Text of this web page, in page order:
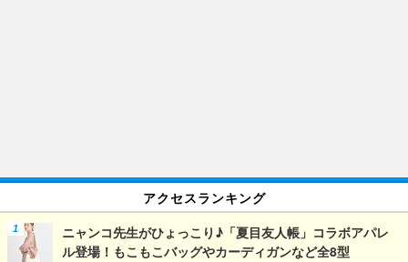
アクセスランキング
ニャンコ先生がひょっこり♪「夏目友人帳」コラボアパレ
ル登場！もこもこバッグやカーディガンなど全8型